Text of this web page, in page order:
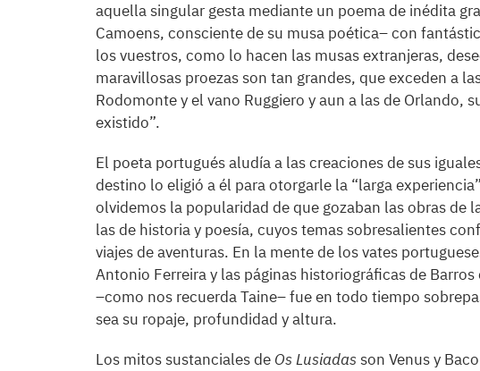
aquella singular gesta mediante un poema de inédita
Camoens, consciente de su musa poética– con
los vuestros, como lo hacen las musas extranjeras,
maravillosas proezas son tan grandes, que exceden a
Rodomonte y el vano Ruggiero y aun a las de Orlando,
existido”.
El poeta portugués aludía a las creaciones de sus
destino lo eligió a él para otorgarle la “larga
olvidemos la popularidad de que gozaban las obras de
las de historia y poesía, cuyos temas sobresalientes
viajes de aventuras. En la mente de los vates
Antonio Ferreira y las páginas historiográficas de
–como nos recuerda Taine– fue en todo tiempo
sea su ropaje, profundidad y altura.
Los mitos sustanciales de Os Lusiadas son Venus y